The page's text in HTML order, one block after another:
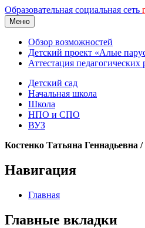
Образовательная социальная сеть
Меню
Обзор возможностей
Детский проект «Алые
Аттестация педагогических
Детский сад
Начальная школа
Школа
НПО и СПО
ВУЗ
Костенко Татьяна Геннадьевна
Навигация
Главная
Главные вкладки